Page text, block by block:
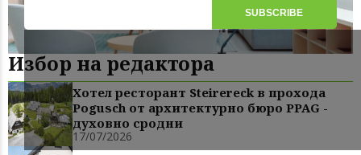
Избор на редактора
Хотел ресторант Steirereck в прохода
Pogusch от архитектурно бюро PPAG -
духовно сродни
17/07/2026